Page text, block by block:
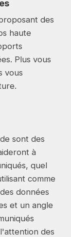
des
haute
Plus vous
vous
sont des
à
quel
comme
données
et un angle
des